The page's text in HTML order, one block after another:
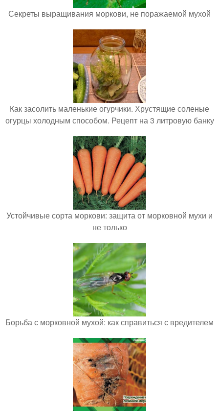
Секреты выращивания моркови, не поражаемой мухой
Как засолить маленькие огурчики. Хрустящие соленые
огурцы холодным способом. Рецепт на 3 литровую банку
Устойчивые сорта моркови: защита от морковной мухи и
не только
Борьба с морковной мухой: как справиться с вредителем